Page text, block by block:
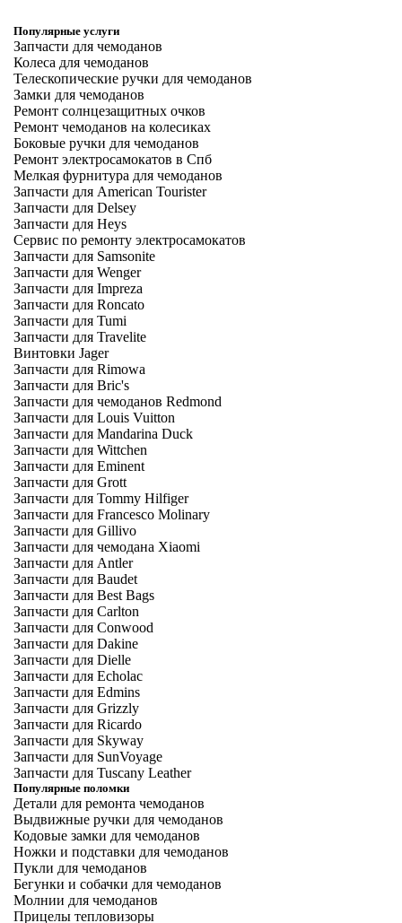
Популярные услуги
Запчасти для чемоданов
Колеса для чемоданов
Телескопические ручки для чемоданов
Замки для чемоданов
Ремонт солнцезащитных очков
Ремонт чемоданов на колесиках
Боковые ручки для чемоданов
Ремонт электросамокатов в Спб
Мелкая фурнитура для чемоданов
Запчасти для American Tourister
Запчасти для Delsey
Запчасти для Heys
Сервис по ремонту электросамокатов
Запчасти для Samsonite
Запчасти для Wenger
Запчасти для Impreza
Запчасти для Roncato
Запчасти для Tumi
Запчасти для Travelite
Винтовки Jager
Запчасти для Rimowa
Запчасти для Bric's
Запчасти для чемоданов Redmond
Запчасти для Louis Vuitton
Запчасти для Mandarina Duck
Запчасти для Wittchen
Запчасти для Eminent
Запчасти для Grott
Запчасти для Tommy Hilfiger
Запчасти для Francesco Molinary
Запчасти для Gillivo
Запчасти для чемодана Xiaomi
Запчасти для Antler
Запчасти для Baudet
Запчасти для Best Bags
Запчасти для Carlton
Запчасти для Conwood
Запчасти для Dakine
Запчасти для Dielle
Запчасти для Echolac
Запчасти для Edmins
Запчасти для Grizzly
Запчасти для Ricardo
Запчасти для Skyway
Запчасти для SunVoyage
Запчасти для Tuscany Leather
Популярные поломки
Детали для ремонта чемоданов
Выдвижные ручки для чемоданов
Кодовые замки для чемоданов
Ножки и подставки для чемоданов
Пукли для чемоданов
Бегунки и собачки для чемоданов
Молнии для чемоданов
Прицелы тепловизоры